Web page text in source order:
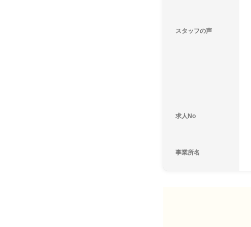
スタッフの声
求人No
事業所名